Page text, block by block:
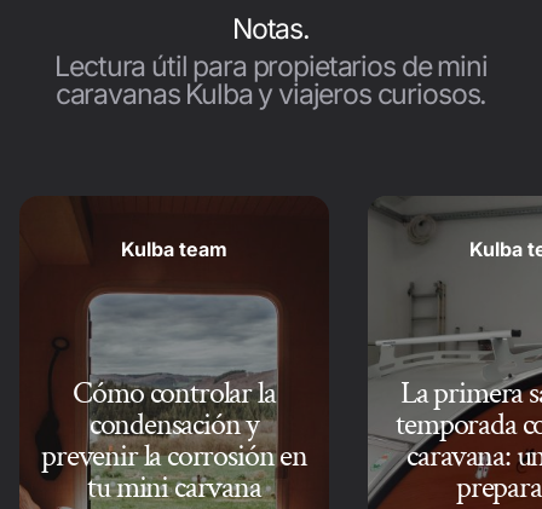
Notas.
Lectura útil para propietarios de mini
caravanas Kulba y viajeros curiosos.
Kulba team
Cómo controlar la
condensación y
prevenir la corrosión en
tu mini carvana
Kulba
La primera
temporada
caravana: